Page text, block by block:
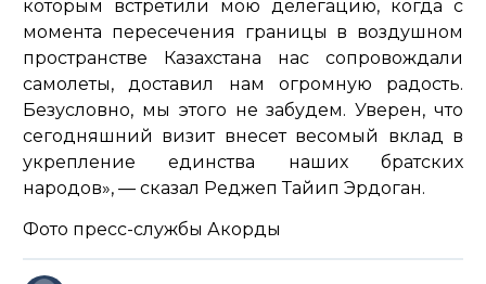
которым встретили мою делегацию, когда с
момента пересечения границы в воздушном
пространстве Казахстана нас сопровождали
самолеты, доставил нам огромную радость.
Безусловно, мы этого не забудем. Уверен, что
сегодняшний визит внесет весомый вклад в
укрепление единства наших братских
народов», — сказал Реджеп Тайип Эрдоган.
Фото пресс-службы Акорды